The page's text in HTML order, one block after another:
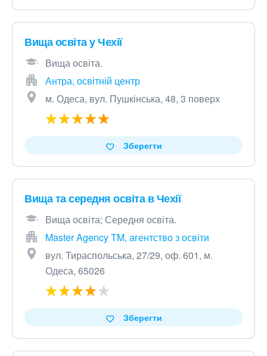
Вища освіта у Чехії
Вища освіта.
Антра, освітній центр
м. Одеса, вул. Пушкінська, 48, 3 поверх
Зберегти
Вища та середня освіта в Чехії
Вища освіта; Середня освіта.
Master Agency TM, агентство з освіти
вул. Тираспольська, 27/29, оф. 601, м.
Одеса, 65026
Зберегти